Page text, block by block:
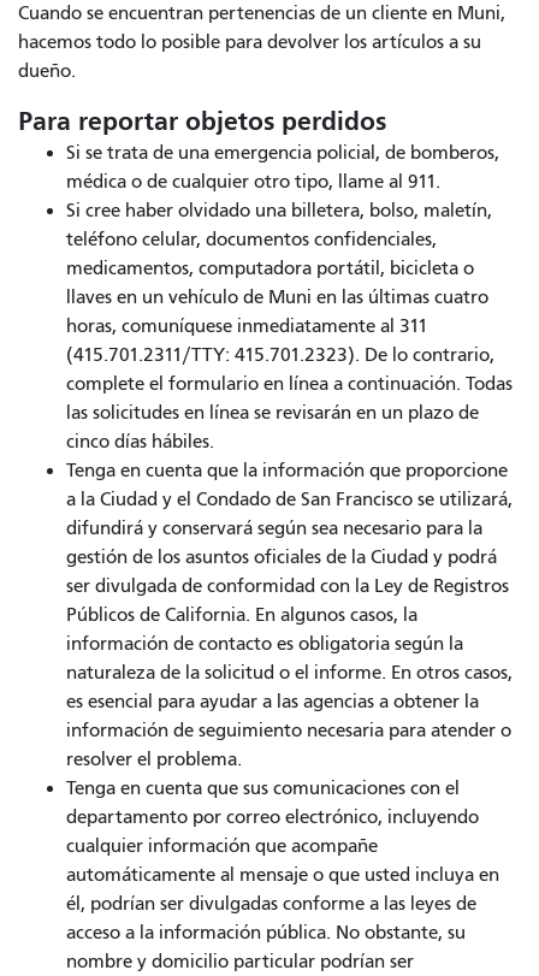
Cuando se encuentran pertenencias de un cliente en Muni,
hacemos todo lo posible para devolver los artículos a su
dueño.
Para reportar objetos perdidos
Si se trata de una emergencia policial, de bomberos,
médica o de cualquier otro tipo, llame al 911.
Si cree haber olvidado una billetera, bolso, maletín,
teléfono celular, documentos confidenciales,
medicamentos, computadora portátil, bicicleta o
llaves en un vehículo de Muni en las últimas cuatro
horas, comuníquese inmediatamente al 311
(415.701.2311/TTY: 415.701.2323). De lo contrario,
complete el formulario en línea a continuación. Todas
las solicitudes en línea se revisarán en un plazo de
cinco días hábiles.
Tenga en cuenta que la información que proporcione
a la Ciudad y el Condado de San Francisco se utilizará,
difundirá y conservará según sea necesario para la
gestión de los asuntos oficiales de la Ciudad y podrá
ser divulgada de conformidad con la Ley de Registros
Públicos de California. En algunos casos, la
información de contacto es obligatoria según la
naturaleza de la solicitud o el informe. En otros casos,
es esencial para ayudar a las agencias a obtener la
información de seguimiento necesaria para atender o
resolver el problema.
Tenga en cuenta que sus comunicaciones con el
departamento por correo electrónico, incluyendo
cualquier información que acompañe
automáticamente al mensaje o que usted incluya en
él, podrían ser divulgadas conforme a las leyes de
acceso a la información pública. No obstante, su
nombre y domicilio particular podrían ser